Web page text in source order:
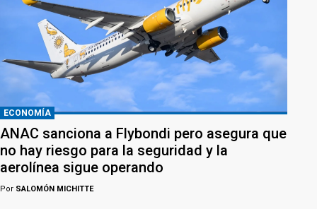
ECONOMÍA
ANAC sanciona a Flybondi pero asegura que
no hay riesgo para la seguridad y la
aerolínea sigue operando
Por SALOMÓN MICHITTE